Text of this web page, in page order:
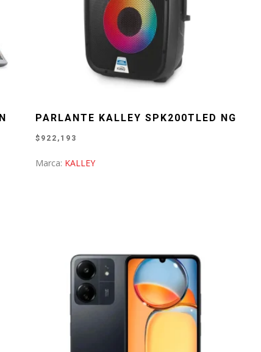
PARLANTE KALLEY SPK200TLED NG
$ 922,193
Marca: KALLEY